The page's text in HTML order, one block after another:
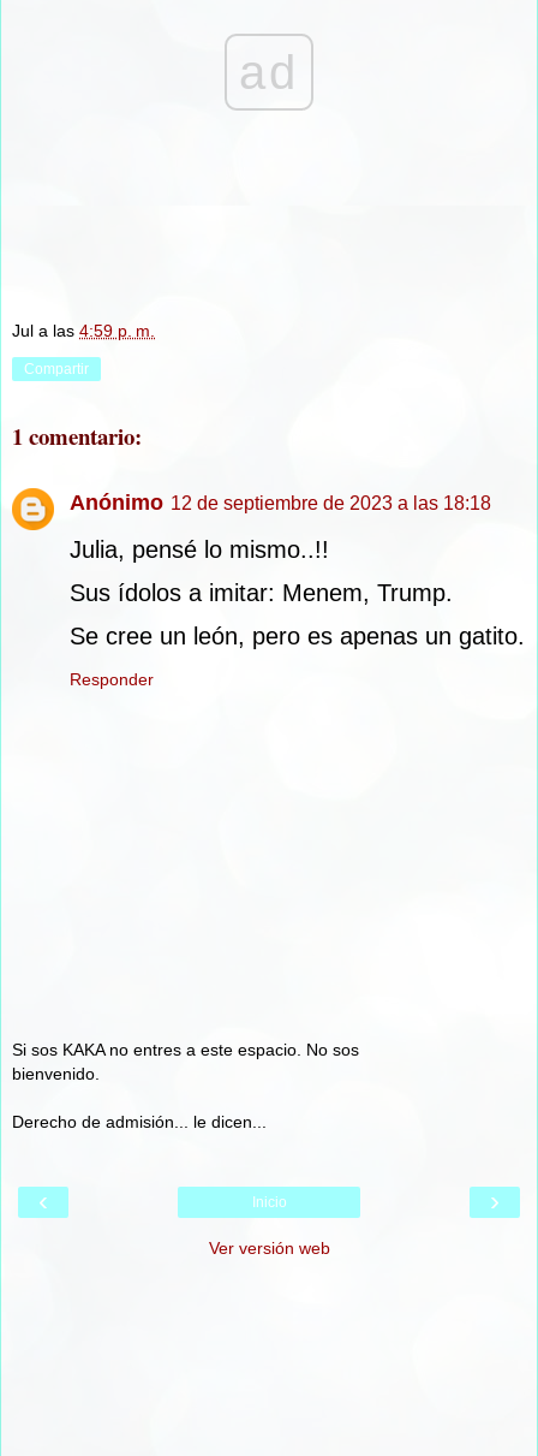
ad
Jul a las 4:59 p. m.
Compartir
1 comentario:
Anónimo 12 de septiembre de 2023 a las 18:18
Julia, pensé lo mismo..!!
Sus ídolos a imitar: Menem, Trump.
Se cree un león, pero es apenas un gatito.
Responder
Si sos KAKA no entres a este espacio. No sos
bienvenido.
Derecho de admisión... le dicen...
‹ ›
Inicio
Ver versión web